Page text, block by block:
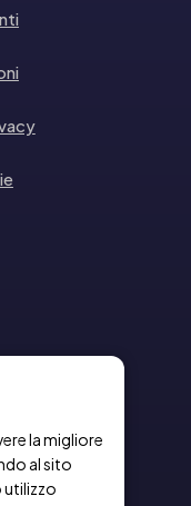
la migliore
al sito
utilizzo